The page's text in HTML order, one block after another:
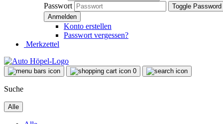
Passwort
Toggle
Konto erstellen
Passwort vergessen?
Merkzettel
0
Suche
Alle